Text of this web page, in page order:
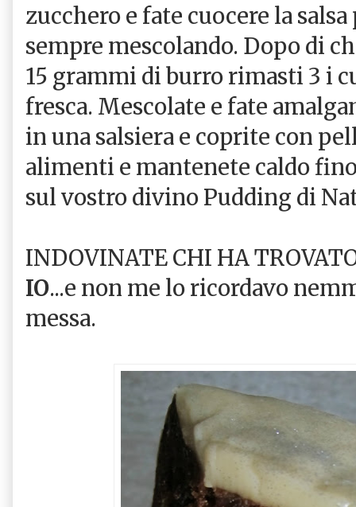
zucchero e fate cuocere la
sempre mescolando. Dopo di
15 grammi di burro rimasti 3 i
fresca. Mescolate e fate
in una salsiera e coprite con
alimenti e mantenete caldo
sul vostro divino Pudding di
INDOVINATE CHI HA
IO...e non me lo ricordavo
messa.